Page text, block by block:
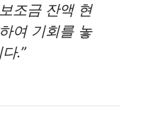
조금 잔액 현
여 기회를 놓
.”